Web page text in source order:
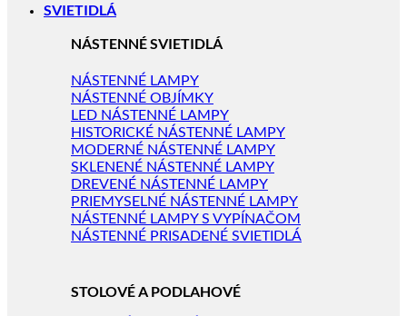
SVIETIDLÁ
NÁSTENNÉ SVIETIDLÁ
NÁSTENNÉ LAMPY
NÁSTENNÉ OBJÍMKY
LED NÁSTENNÉ LAMPY
HISTORICKÉ NÁSTENNÉ LAMPY
MODERNÉ NÁSTENNÉ LAMPY
SKLENENÉ NÁSTENNÉ LAMPY
DREVENÉ NÁSTENNÉ LAMPY
PRIEMYSELNÉ NÁSTENNÉ LAMPY
NÁSTENNÉ LAMPY S VYPÍNAČOM
NÁSTENNÉ PRISADENÉ SVIETIDLÁ
STOLOVÉ A PODLAHOVÉ